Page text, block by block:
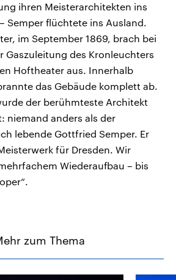
ihren Meisterarchitekten ins
Semper flüchtete ins Ausland.
im September 1869, brach bei
Gaszuleitung des Kronleuchters
Hoftheater aus. Innerhalb
das Gebäude komplett ab.
der berühmteste Architekt
niemand anders als der
lebende Gottfried Semper. Er
für Dresden. Wir
Wiederaufbau – bis
zum Thema